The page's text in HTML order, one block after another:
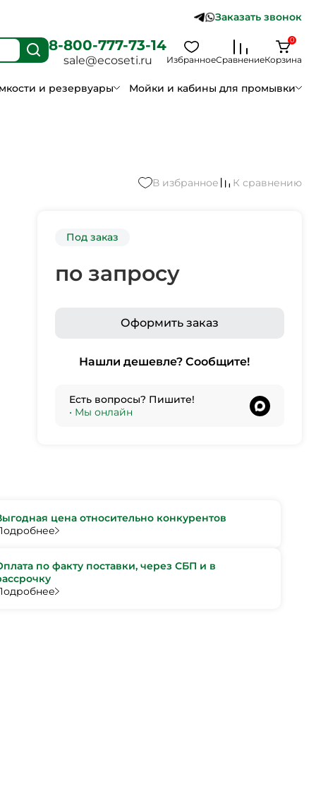
Заказать звонок
8-800-777-73-14
sale@ecoseti.ru ИзбранноеСравнениеКорзина
0
и резервуары Мойки и кабины для промывки
В избранное К сравнению
Под заказ
по запросу
Оформить заказ
Нашли дешевле? Сообщите!
Есть вопросы? Пишите!
• Мы онлайн
цена относительно конкурентов
по факту поставки, через СБП и в